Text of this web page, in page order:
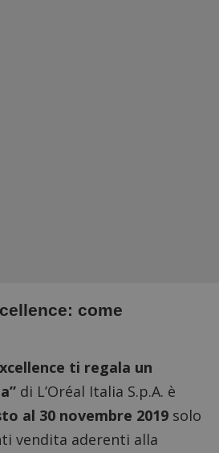
come
ti regala un
di L’Oréal Italia S.p.A. è
al 30 novembre 2019 solo
vendita aderenti alla